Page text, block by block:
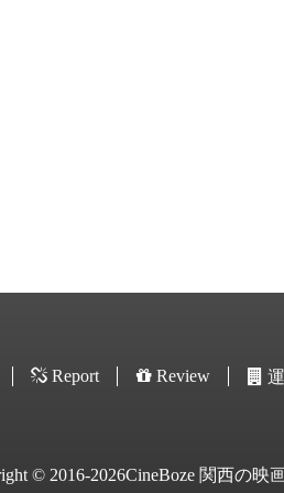
Report Review
© 2016-2026CineBoze 関西の